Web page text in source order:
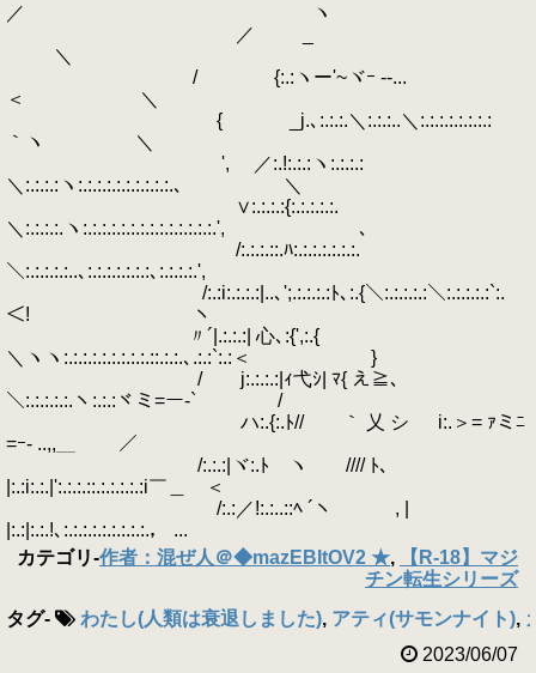
／ ヽ
／ _
＼
/ {:.:ヽー'~ヾｰ --...
＜ ＼
{ _j.､:.:.:.＼:.:.:..＼:.:.:.:.:.:.:.:
｀ヽ ＼
', ／:.!:.:.:ヽ:.:.:.:
＼:.:.:.:ヽ:.:.:.:.:.:.:.:.:.:.､ ＼
∨:.:.:.:{:.:.:.:.:.
＼:.:.:.:.ヽ:.:.:.:.:.:.:.:.:.:.:.:.:.:.', ､
/:.:.:.::.ﾊ:.:.:.:.:.:.:.
＼:.:.:.:.:..､:.:.:.:.:.:.:､:.:.:.:.',
/:.:i:.:.:.:|..､';.:.:.:.:ﾄ､:.{＼:.:.:.:.:＼:.:.:.:.:`:.
＜! ヽ
〃´|.:.:.:| 心､:{',:.{
＼ヽヽ:.:.:.:.:.:.:.:.:.::.:.:.､.:.:`:.:＜ }
/ j:.:.:.:|ｨ弋ｼ| ﾏ{ え≧､
＼:.:.:.:.:.ヽ:.:.:ヾミ=ー-` /
ハ:.{:.ﾄ// ｀ 乂 シ i:.＞= ｧミﾆ
=ｰ- ..,,＿ ／
/:.:.:|ヾ:.ﾄ ヽ //// ﾄ､
|:.:i:.:.|':.:.:.::.:.:.:.:.:i￣＿ ＜
/:.:／!:.:..::ﾍ ´ヽ , |
|:.:|:.:.!､:.:.:.:.:.:.:.:.:.， ...
カテゴリ-作者：混ぜ人＠◆mazEBItOV2 ★,
【R-18】マジ
チン転生シリーズ
タグ- わたし(人類は衰退しました), アティ(サモンナイト),
2023/06/07